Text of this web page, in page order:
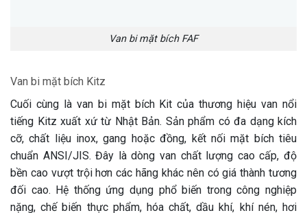
Van bi mặt bích FAF
Van bi mặt bích Kitz
Cuối cùng là van bi mặt bích Kit của thương hiệu van nổi
tiếng Kitz xuất xứ từ Nhật Bản. Sản phẩm có đa dạng kích
cỡ, chất liệu inox, gang hoặc đồng, kết nối mặt bích tiêu
chuẩn ANSI/JIS. Đây là dòng van chất lượng cao cấp, độ
bền cao vượt trội hơn các hãng khác nên có giá thành tương
đối cao. Hệ thống ứng dụng phổ biến trong công nghiệp
nặng, chế biến thực phẩm, hóa chất, dầu khí, khí nén, hơi